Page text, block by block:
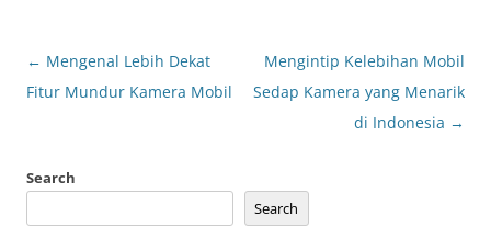
Post
navigation
← Mengenal Lebih Dekat
Fitur Mundur Kamera Mobil
Mengintip Kelebihan Mobil
Sedap Kamera yang Menarik
di Indonesia →
Search
Search